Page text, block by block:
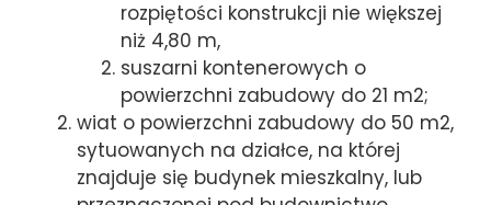
rozpiętości konstrukcji nie większej
niż 4,80 m,
suszarni kontenerowych o
powierzchni zabudowy do 21 m2;
wiat o powierzchni zabudowy do 50 m2,
sytuowanych na działce, na której
znajduje się budynek mieszkalny, lub